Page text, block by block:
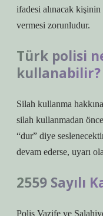
ifadesi alınacak
vermesi zorunludur.
Türk polisi
kullanabilir?
Silah kullanma
silah kullanmadan
“dur” diye
devam ederse, uyarı
2559 Sayılı
Polis Vazife ve